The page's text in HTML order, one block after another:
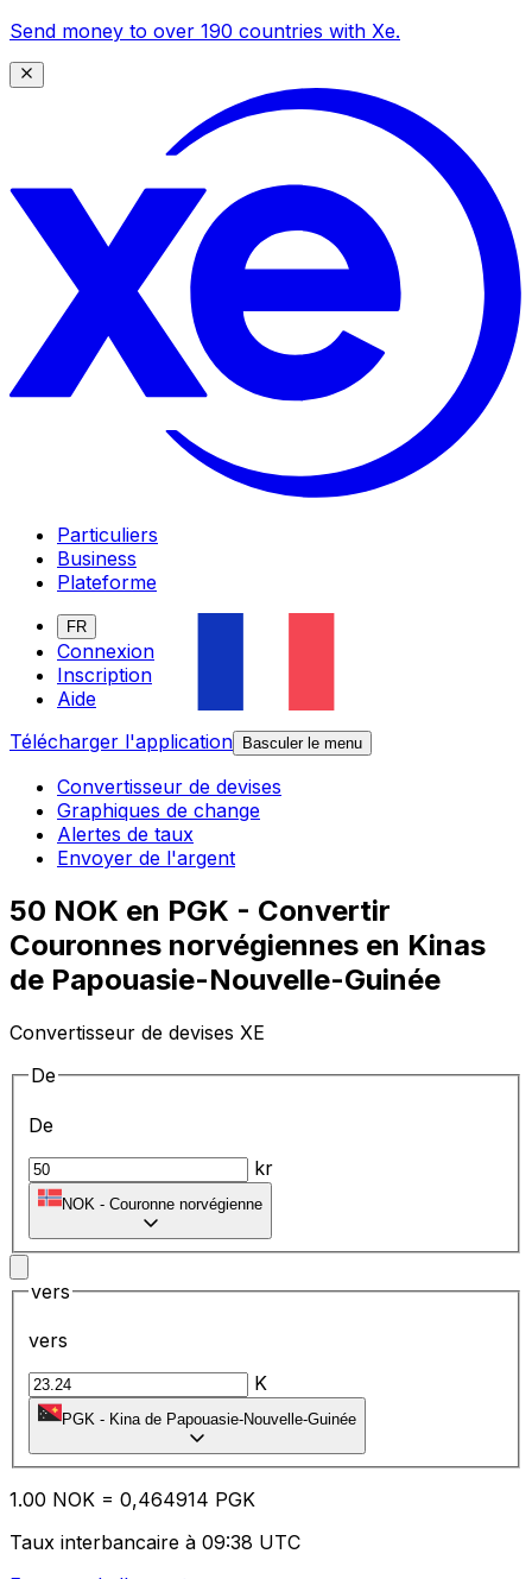
Send money to over 190 countries with Xe.
Particuliers
Business
Plateforme
FR
Connexion
Inscription
Aide
Télécharger l'application
Basculer le menu
Convertisseur de devises
Graphiques de change
Alertes de taux
Envoyer de l'argent
50 NOK en PGK - Convertir
Couronnes norvégiennes en Kinas
de Papouasie-Nouvelle-Guinée
Convertisseur de devises XE
De
De
kr
NOK - Couronne norvégienne
vers
vers
K
PGK - Kina de Papouasie-Nouvelle-Guinée
1.00 NOK = 0,464914 PGK
Taux interbancaire à 09:38 UTC